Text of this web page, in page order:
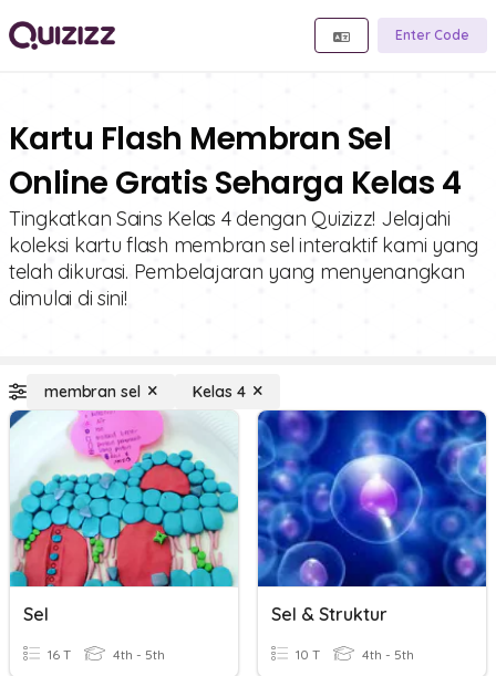
Enter Code
Kartu Flash Membran Sel
Online Gratis Seharga Kelas 4
Tingkatkan Sains Kelas 4 dengan Quizizz! Jelajahi
koleksi kartu flash membran sel interaktif kami yang
telah dikurasi. Pembelajaran yang menyenangkan
dimulai di sini!
membran sel Kelas 4
Sel
16 T 4th - 5th
Sel & Struktur
10 T 4th - 5th